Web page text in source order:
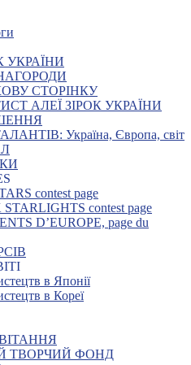
УКРАЇНИ
СТОРІНКУ
АЛЕЇ ЗІРОК УКРАЇНИ
Україна, Європа, світ
contest page
contest page
D’EUROPE, page du
в Японії
в Кореї
ТВОРЧИЙ ФОНД